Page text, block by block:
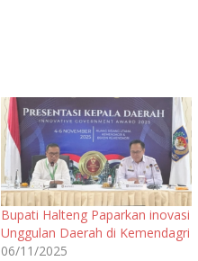
Bupati Halteng Paparkan inovasi
Unggulan Daerah di Kemendagri
06/11/2025